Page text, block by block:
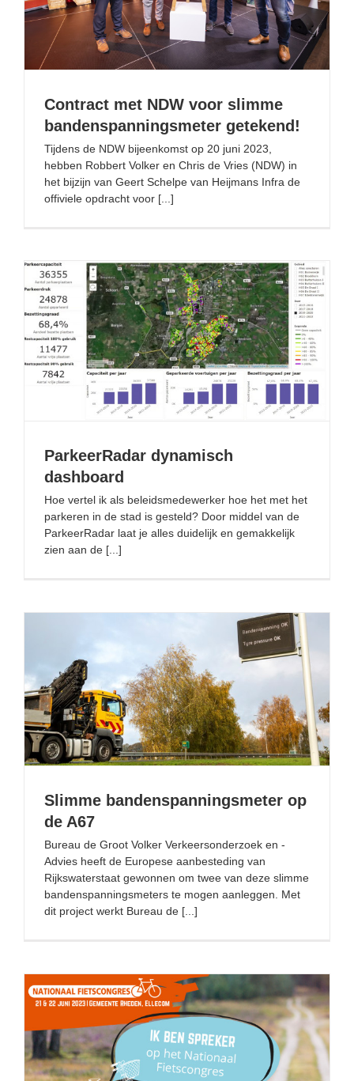
Contract met NDW voor slimme
bandenspanningsmeter getekend!
Tijdens de NDW bijeenkomst op 20 juni 2023,
hebben Robbert Volker en Chris de Vries (NDW) in
het bijzijn van Geert Schelpe van Heijmans Infra de
offiviele opdracht voor [...]
ParkeerRadar dynamisch dashboard
ParkeerRadar dynamisch
dashboard
Hoe vertel ik als beleidsmedewerker hoe het met het
parkeren in de stad is gesteld? Door middel van de
ParkeerRadar laat je alles duidelijk en gemakkelijk
zien aan de [...]
Slimme bandenspanningsmeter op de A67
Slimme bandenspanningsmeter op
de A67
Bureau de Groot Volker Verkeersonderzoek en -
Advies heeft de Europese aanbesteding van
Rijkswaterstaat gewonnen om twee van deze slimme
bandenspanningsmeters te mogen aanleggen. Met
dit project werkt Bureau de [...]
Nationaal fietscongres 22 juni 2023